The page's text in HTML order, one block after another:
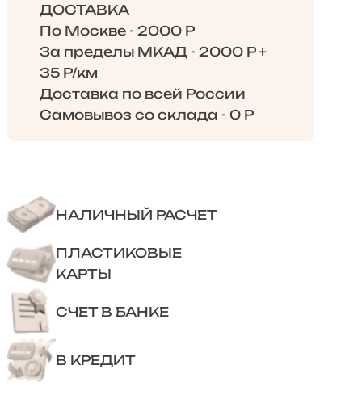
ДОСТАВКА
По Москве - 2000 Р
За пределы МКАД - 2000 Р +
35 Р/км
Доставка по всей России
Самовывоз со склада - 0 Р
НАЛИЧНЫЙ РАСЧЕТ
ПЛАСТИКОВЫЕ
КАРТЫ
СЧЕТ В БАНКЕ
В КРЕДИТ